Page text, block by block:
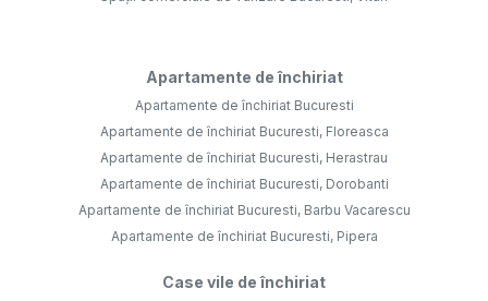
Apartamente de închiriat
Apartamente de închiriat Bucuresti
Apartamente de închiriat Bucuresti, Floreasca
Apartamente de închiriat Bucuresti, Herastrau
Apartamente de închiriat Bucuresti, Dorobanti
Apartamente de închiriat Bucuresti, Barbu Vacarescu
Apartamente de închiriat Bucuresti, Pipera
Case vile de închiriat